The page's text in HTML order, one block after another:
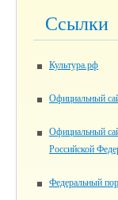
Ссылки
Культура.рф
Официальный
Официальный
Российской
Федеральный